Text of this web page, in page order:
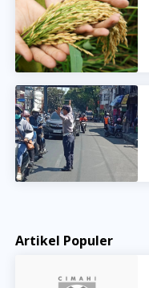
Artikel Populer